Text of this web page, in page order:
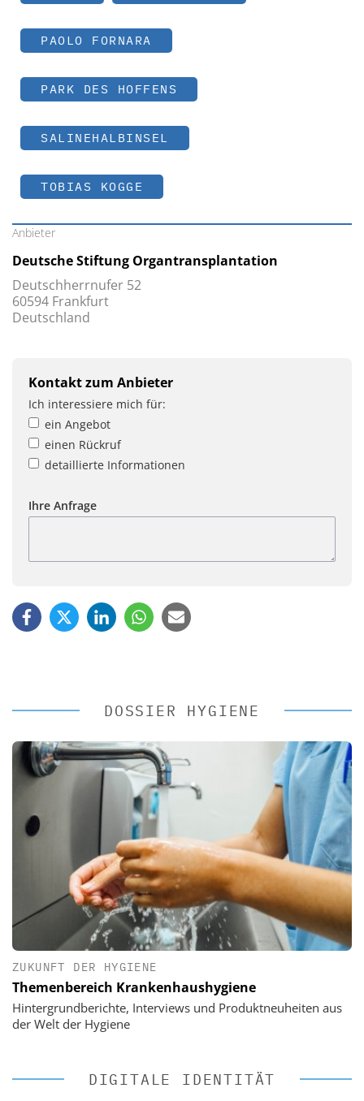
PAOLO FORNARA
PARK DES HOFFENS
SALINEHALBINSEL
TOBIAS KOGGE
Anbieter
Deutsche Stiftung Organtransplantation
Deutschherrnufer 52
60594 Frankfurt
Deutschland
Kontakt zum Anbieter
Ich interessiere mich für:
ein Angebot
einen Rückruf
detaillierte Informationen
Ihre Anfrage
DOSSIER HYGIENE
ZUKUNFT DER HYGIENE
Themenbereich Krankenhaushygiene
Hintergrundberichte, Interviews und Produktneuheiten aus
der Welt der Hygiene
DIGITALE IDENTITÄT